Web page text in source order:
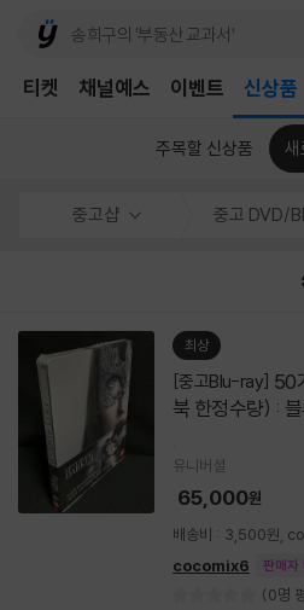
채널예스 이벤트 신상품
티켓
주목할 신상품 새
중고샵 중고 DVD/
최상
[중고Blu-ray]
북 한정수량) : 블
유니버셜
65,000원
배송비 : 3,500원,
cocomix6
판매자
(0명